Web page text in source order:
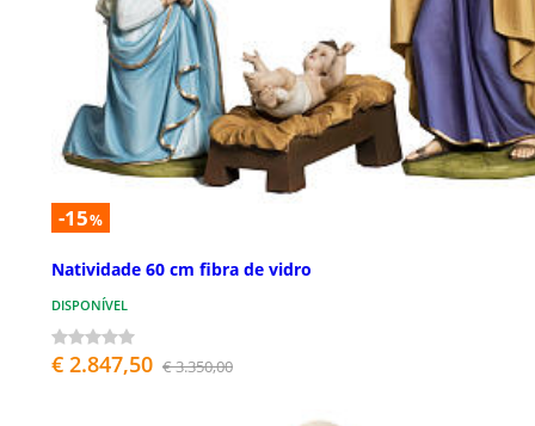
-15%
Natividade 60 cm fibra de vidro
DISPONÍVEL
€ 2.847,50 € 3.350,00